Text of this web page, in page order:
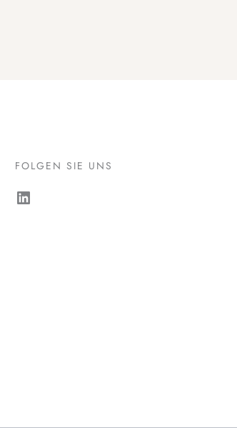
FOLGEN SIE UNS
LinkedIn